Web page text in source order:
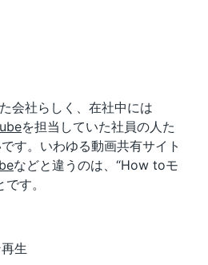
会社らしく、在社中には
を担当していた社員の人た
す。いわゆる動画共有サイト
などと違うのは、“How toモ
す。
生